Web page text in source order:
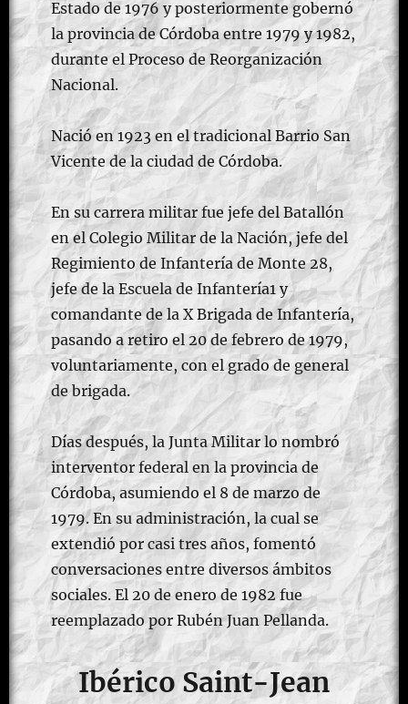
Estado de 1976 y posteriormente gobernó
la provincia de Córdoba entre 1979 y 1982,
durante el Proceso de Reorganización
Nacional.
Nació en 1923 en el tradicional Barrio San
Vicente de la ciudad de Córdoba.
En su carrera militar fue jefe del Batallón
en el Colegio Militar de la Nación, jefe del
Regimiento de Infantería de Monte 28,
jefe de la Escuela de Infantería1​ y
comandante de la X Brigada de Infantería,
pasando a retiro el 20 de febrero de 1979,
voluntariamente, con el grado de general
de brigada.
Días después, la Junta Militar lo nombró
interventor federal en la provincia de
Córdoba, asumiendo el 8 de marzo de
1979. En su administración, la cual se
extendió por casi tres años, fomentó
conversaciones entre diversos ámbitos
sociales. El 20 de enero de 1982 fue
reemplazado por Rubén Juan Pellanda.
Ibérico Saint-Jean